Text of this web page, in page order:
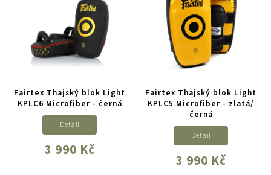
Fairtex Thajský blok Light
KPLC6 Microfiber - černá
3 990 Kč
Detail
Fairtex Thajský blok Light
KPLC5 Microfiber - zlatá/
černá
3 990 Kč
Detail